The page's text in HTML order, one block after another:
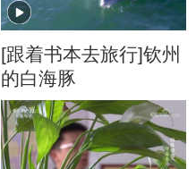
[跟着书本去旅行]钦州
的白海豚